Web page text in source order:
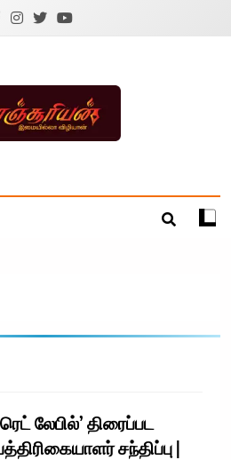
News |
Health | Tamil
News
லேபில்’ திரைப்பட
சந்திப்பு |